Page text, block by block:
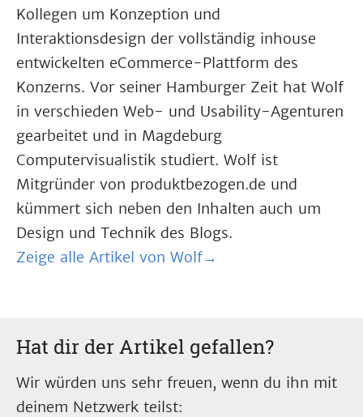
Kollegen um Konzeption und
Interaktionsdesign der vollständig inhouse
entwickelten eCommerce-Plattform des
Konzerns. Vor seiner Hamburger Zeit hat Wolf
in verschieden Web- und Usability-Agenturen
gearbeitet und in Magdeburg
Computervisualistik studiert. Wolf ist
Mitgründer von produktbezogen.de und
kümmert sich neben den Inhalten auch um
Design und Technik des Blogs.
Zeige alle Artikel von Wolf→
Hat dir der Artikel gefallen?
Wir würden uns sehr freuen, wenn du ihn mit
deinem Netzwerk teilst: